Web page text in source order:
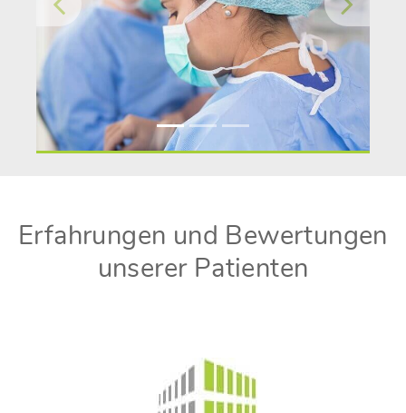
Previous
Erfahrungen und Bewertungen
unserer Patienten